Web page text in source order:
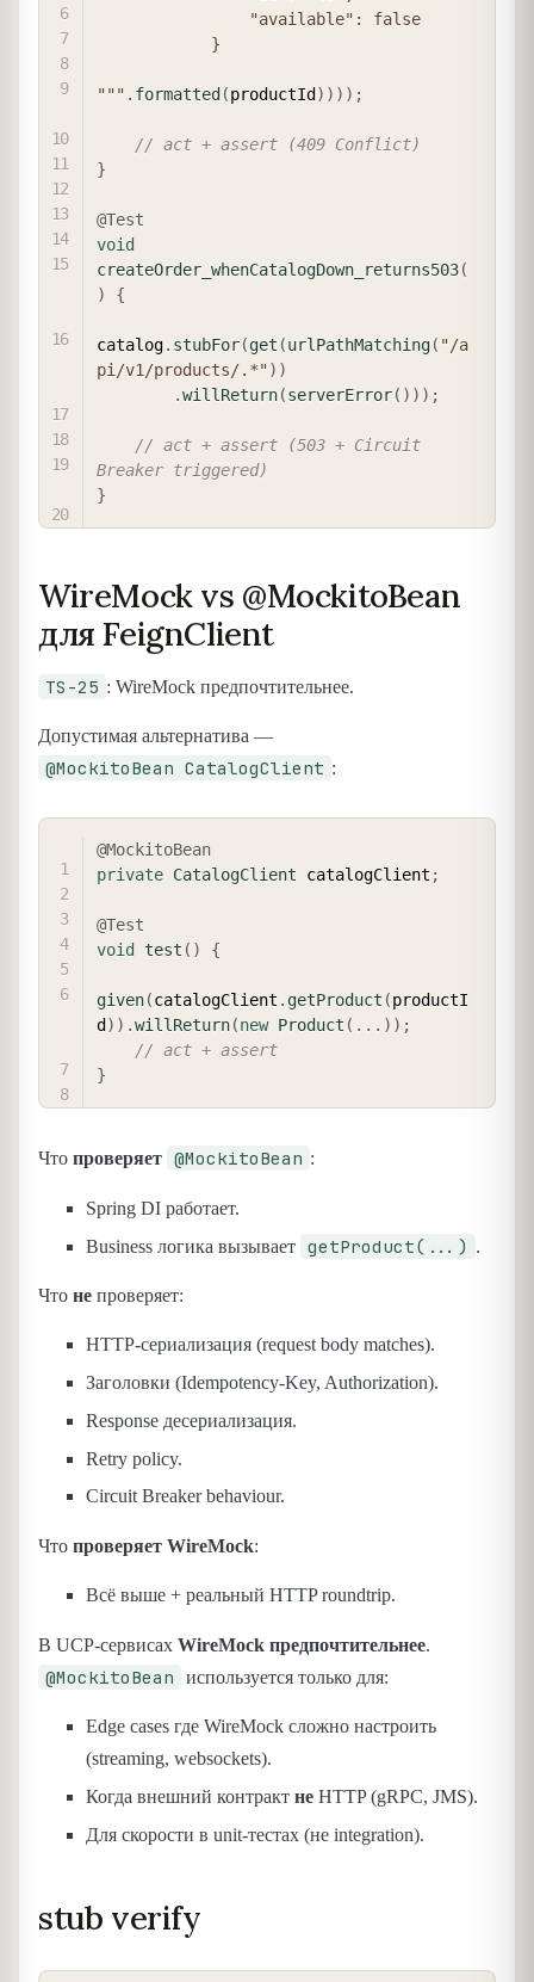
""" . formatted (productId ) ) ) ) ;
// act + assert (409 Conflict)
}
@Test
void
createOrder_whenCatalogDown_returns503(
)
{
catalog. stubFor(get (urlPathMatching( "/a
pi/v1/products/.*") )
.willReturn(serverError( ) ) ) ;
// act + assert (503 + Circuit
Breaker triggered)
}
WireMock vs @MockitoBean
для FeignClient
TS-25 : WireMock предпочтительнее.
Допустимая альтернатива —
@MockitoBean CatalogClient :
@MockitoBean
private CatalogClient catalogClient ;
@Test
void
test ( ) {
given(catalogClient . getProduct (productI
d ) ) .willReturn(new Product ( . . . ) ) ;
// act + assert
}
Что проверяет @MockitoBean :
Spring DI работает.
Business логика вызывает getProduct(...) .
Что не проверяет:
HTTP-сериализация (request body matches).
Заголовки (Idempotency-Key, Authorization).
Response десериализация.
Retry policy.
Circuit Breaker behaviour.
Что проверяет WireMock:
Всё выше + реальный HTTP roundtrip.
В UCP-сервисах WireMock предпочтительнее.
@MockitoBean используется только для:
Edge cases где WireMock сложно настроить
(streaming, websockets).
Когда внешний контракт не HTTP (gRPC, JMS).
Для скорости в unit-тестах (не integration).
stub verify